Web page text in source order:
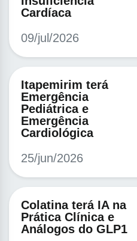
Cardíaca
09/jul/2026
Itapemirim terá
Emergência
Pediátrica e
Emergência
Cardiológica
25/jun/2026
Colatina terá IA na
Prática Clínica e
Análogos do GLP1